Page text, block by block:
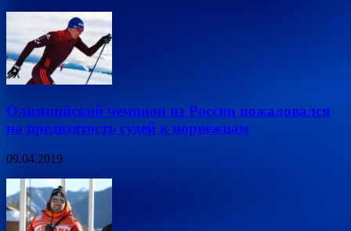
Олимпийский чемпион из России пожаловался
на предвзятость судей к норвежцам
09.04.2019